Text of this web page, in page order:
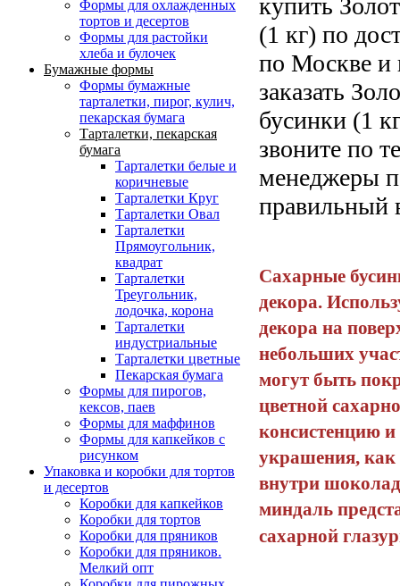
Формы для oхлажденных
тортов и десертов
Формы для растойки
хлеба и булочек
Бумажные формы
Формы бумажные
тарталетки, пирог, кулич,
пекарская бумага
Тарталетки, пекарская
бумага
Тарталетки белые и
коричневые
Тарталетки Круг
Тарталетки Овал
Тарталетки
Прямоугольник,
квадрат
Тарталетки
Треугольник,
лодочка, корона
Тарталетки
индустриальные
Тарталетки цветные
Пекарская бумага
Формы для пирогов,
кексов, паев
Формы для маффинов
Формы для капкейков с
рисунком
Упаковка и коробки для тортов
и десертов
Коробки для капкейков
Коробки для тортов
Коробки для пряников
Коробки для пряников.
Мелкий опт
купить
(1 кг) по
по Москве и
заказать
бусинки (1
звоните по
менеджеры
правильный
Сахарные
декора.
декора на
небольших
могут быть
цветной
консистенцию и
украшения, как
внутри
миндаль
сахарной